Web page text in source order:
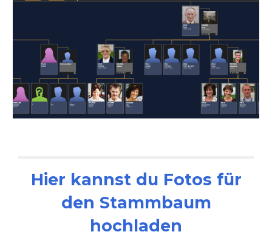
Hier kannst du Fotos für
den Stammbaum
hochladen